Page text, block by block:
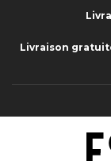
Livraison